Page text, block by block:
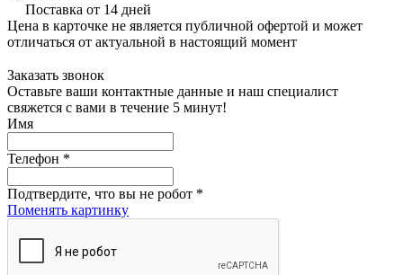
Поставка от 14 дней
Цена в карточке не является публичной офертой и может
отличаться от актуальной в настоящий момент
Заказать звонок
Оставьте ваши контактные данные и наш специалист
свяжется с вами в течение 5 минут!
Имя
Телефон *
Подтвердите, что вы не робот *
Поменять картинку